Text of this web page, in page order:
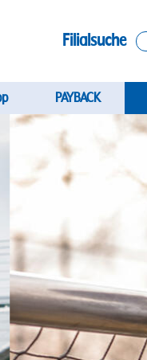
Filialsuche
PAYBACK